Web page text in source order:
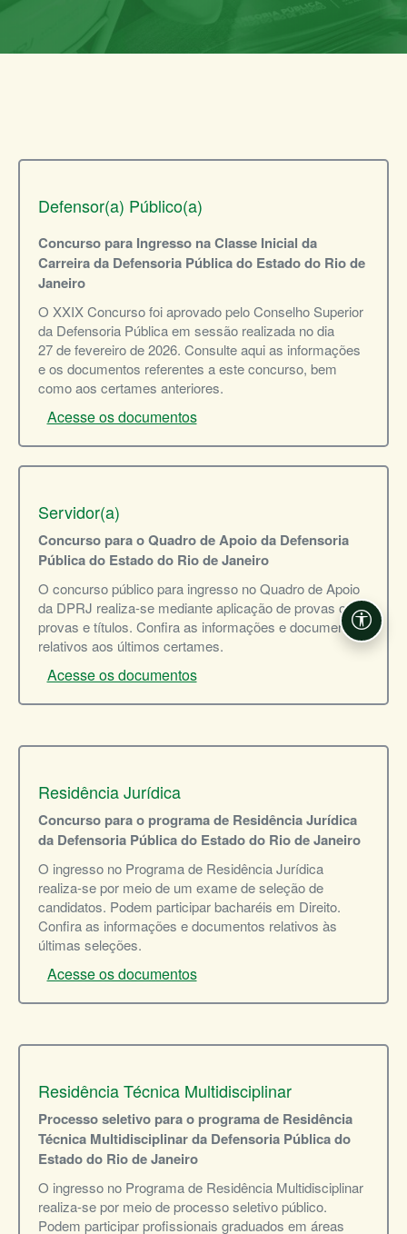
Defensor(a) Público(a)
Concurso para Ingresso na Classe Inicial da
Carreira da Defensoria Pública do Estado do Rio de
Janeiro
O XXIX Concurso foi aprovado pelo Conselho Superior
da Defensoria Pública em sessão realizada no dia
27 de fevereiro de 2026. Consulte aqui as informações
e os documentos referentes a este concurso, bem
como aos certames anteriores.
Acesse os documentos
Servidor(a)
Concurso para o Quadro de Apoio da Defensoria
Pública do Estado do Rio de Janeiro
O concurso público para ingresso no Quadro de Apoio
da DPRJ realiza-se mediante aplicação de provas ou
provas e títulos. Confira as informações e documentos
relativos aos últimos certames.
Acesse os documentos
Residência Jurídica
Concurso para o programa de Residência Jurídica
da Defensoria Pública do Estado do Rio de Janeiro
O ingresso no Programa de Residência Jurídica
realiza-se por meio de um exame de seleção de
candidatos. Podem participar bacharéis em Direito.
Confira as informações e documentos relativos às
últimas seleções.
Acesse os documentos
Residência Técnica Multidisciplinar
Processo seletivo para o programa de Residência
Técnica Multidisciplinar da Defensoria Pública do
Estado do Rio de Janeiro
O ingresso no Programa de Residência Multidisciplinar
realiza-se por meio de processo seletivo público.
Podem participar profissionais graduados em áreas